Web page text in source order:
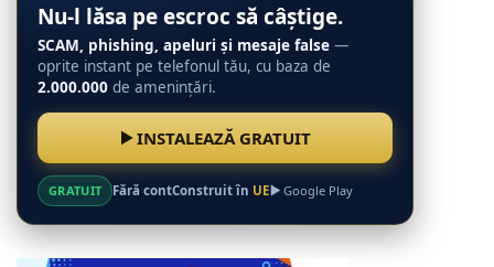
Nu-l lăsa pe escroc să câștige.
SCAM, phishing, apeluri și mesaje false —
oprite instant pe telefonul tău, cu baza de
2.000.000 de amenințări.
INSTALEAZĂ GRATUIT
GRATUIT Fără contConstruit în UE Google Play